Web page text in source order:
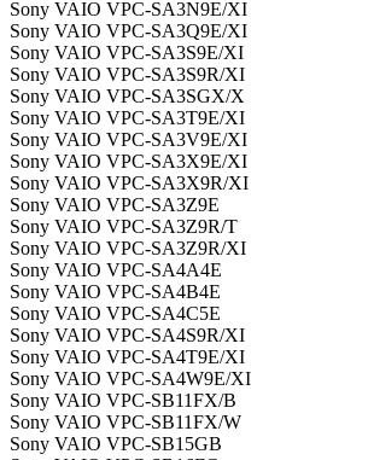
Sony VAIO VPC-SA3N9E/XI
Sony VAIO VPC-SA3Q9E/XI
Sony VAIO VPC-SA3S9E/XI
Sony VAIO VPC-SA3S9R/XI
Sony VAIO VPC-SA3SGX/X
Sony VAIO VPC-SA3T9E/XI
Sony VAIO VPC-SA3V9E/XI
Sony VAIO VPC-SA3X9E/XI
Sony VAIO VPC-SA3X9R/XI
Sony VAIO VPC-SA3Z9E
Sony VAIO VPC-SA3Z9R/T
Sony VAIO VPC-SA3Z9R/XI
Sony VAIO VPC-SA4A4E
Sony VAIO VPC-SA4B4E
Sony VAIO VPC-SA4C5E
Sony VAIO VPC-SA4S9R/XI
Sony VAIO VPC-SA4T9E/XI
Sony VAIO VPC-SA4W9E/XI
Sony VAIO VPC-SB11FX/B
Sony VAIO VPC-SB11FX/W
Sony VAIO VPC-SB15GB